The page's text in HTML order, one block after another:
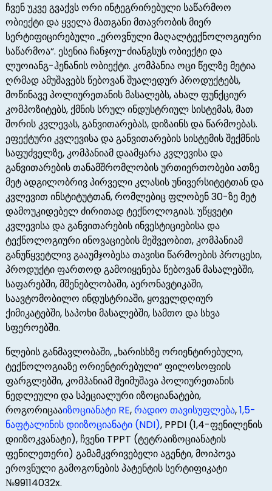
ჩვენ უკვე გვაქვს ორი ინტეგრირებული საწარმოო
ობიექტი და ყველა მათგანი მთავრობის მიერ
სერტიფიცირებული „ეროვნული მაღალტექნოლოგიური
საწარმოა“. ესენია ჩანჯოუ-ძიანგსუს ობიექტი და
ლუოიანგ-ჰენანის ობიექტი. კომპანია ოცი წელზე მეტია
ღრმად ამუშავებს წებოვან შუალედურ პროდუქტებს,
მოწინავე პოლიურეთანის მასალებს, ახალ ფუნქციურ
კომპოზიტებს, ქმნის სრულ ინდუსტრიულ სისტემას, მათ
შორის კვლევას, განვითარებას, დიზაინს და წარმოებას.
ეფექტური კვლევისა და განვითარების სისტემის შექმნის
საფუძველზე, კომპანიამ დაამყარა კვლევისა და
განვითარების თანამშრომლობის ურთიერთობები ათზე
მეტ ადგილობრივ პირველი კლასის უნივერსიტეტთან და
კვლევით ინსტიტუტთან, რომლებიც ფლობენ 30-ზე მეტ
დამოუკიდებელ ძირითად ტექნოლოგიას. უწყვეტი
კვლევისა და განვითარების ინვესტიციებისა და
ტექნოლოგიური ინოვაციების მეშვეობით, კომპანიამ
განუწყვეტლივ გააუმჯობესა თავისი წარმოების პროცესი,
პროდუქტი ფართოდ გამოიყენება წებოვან მასალებში,
საფარებში, მშენებლობაში, აერონავტიკაში,
საავტომობილო ინდუსტრიაში, ყოველდღიურ
ქიმიკატებში, საპოხი მასალებში, სამთო და სხვა
სფეროებში.
წლების განმავლობაში, „ხარისხზე ორიენტირებული,
ტექნოლოგიაზე ორიენტირებული“ ფილოსოფიის
ფარგლებში, კომპანიამ შეიმუშავა პოლიურეთანის
ნედლეული და სპეციალური იზოციანატები,
როგორიცააიზოციანატი RE,რადიო თავისუფლება,1,5-
ნაფტალინის დიიზოციანატი (NDI), PPDI (1,4-ფენილენის
დიიზოკვანატი), ჩვენი TPPT (ტეტრაიზოციანატის
ფენილეთერი) გამამკვრივებელი აგენტი, მოიპოვა
ეროვნული გამოგონების პატენტის სერტიფიკატი
№99114032x.